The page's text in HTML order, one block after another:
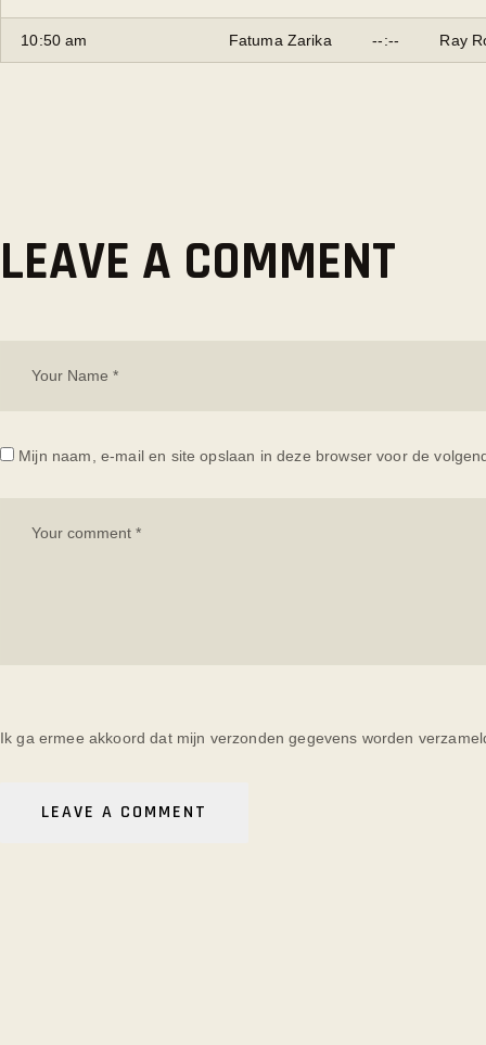
10:50 am Fatuma Zarika --:-- Ray
LEAVE A COMMENT
Mijn naam, e-mail en site opslaan in deze browser voor de
Ik ga ermee akkoord dat mijn verzonden gegevens worden